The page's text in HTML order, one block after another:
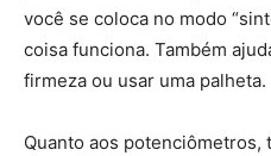
você se coloca no modo
coisa funciona. Também
firmeza ou usar uma palheta.
Quanto aos